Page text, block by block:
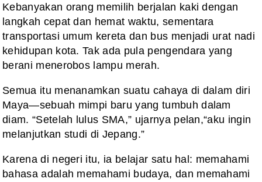
Kebanyakan orang memilih berjalan kaki dengan
langkah cepat dan hemat waktu, sementara
transportasi umum kereta dan bus menjadi urat nadi
kehidupan kota. Tak ada pula pengendara yang
berani menerobos lampu merah.
Semua itu menanamkan suatu cahaya di dalam diri
Maya—sebuah mimpi baru yang tumbuh dalam
diam. “Setelah lulus SMA,” ujarnya pelan,“aku ingin
melanjutkan studi di Jepang.”
Karena di negeri itu, ia belajar satu hal: memahami
bahasa adalah memahami budaya, dan memahami